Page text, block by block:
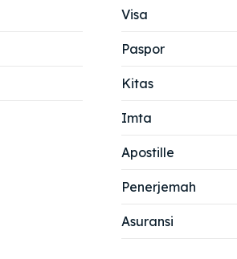
Cari
Cari
Visa
Paspor
Kitas
Imta
Apostille
Penerjemah
Asuransi